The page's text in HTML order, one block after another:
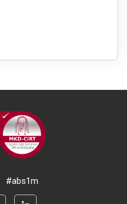
#abs1m